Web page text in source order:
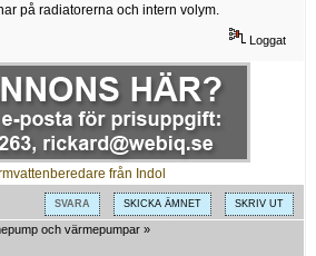
på radiatorerna och intern volym.
Loggat
SVARA SKICKA ÄMNET SKRIV UT
och värmepumpar »